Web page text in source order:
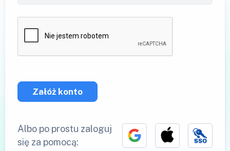
Załóż konto
Albo po prostu zaloguj
się za pomocą: